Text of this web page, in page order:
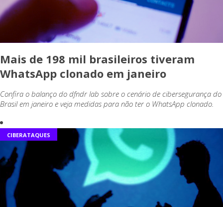
Mais de 198 mil brasileiros tiveram
WhatsApp clonado em janeiro
Confira o balanço do dfndr lab sobre o cenário de cibersegurança do
Brasil em janeiro e veja medidas para não ter o WhatsApp clonado.
CIBERATAQUES